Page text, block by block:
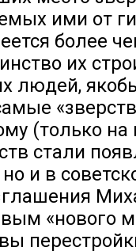
ими от
более
их
людей,
(только
стали
и в
«нового